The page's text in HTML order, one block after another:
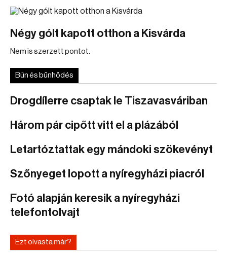
Négy gólt kapott otthon a Kisvárda
Nem is szerzett pontot.
Bűn és bűnhődés
Drogdílerre csaptak le Tiszavasváriban
Három pár cipőtt vitt el a plázából
Letartóztattak egy mándoki szökevényt
Szőnyeget lopott a nyíregyházi piacról
Fotó alapján keresik a nyíregyházi
telefontolvajt
Ezt olvasta már?